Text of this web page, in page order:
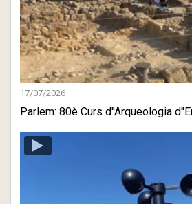
17/07/2026
Parlem: 80è Curs d''Arqueologia